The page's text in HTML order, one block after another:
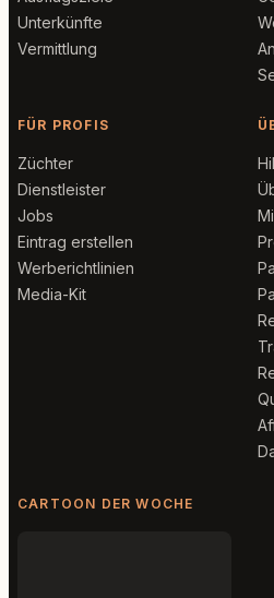
Unterkünfte
Vermittlung
FÜR PROFIS
Züchter
Dienstleister
Jobs
Eintrag erstellen
Werberichtlinien
Media-Kit
CARTOON DER WOCHE